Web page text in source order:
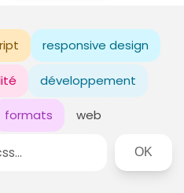
responsive design
développement
formats web
Rechercher